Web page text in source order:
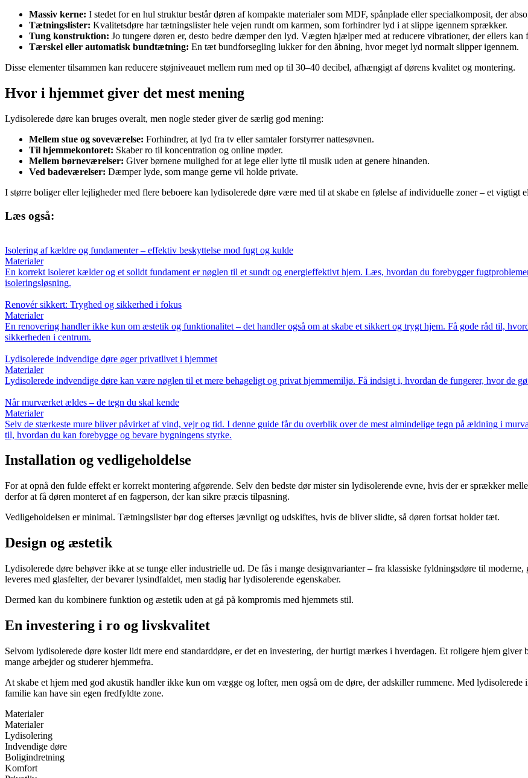
Massiv kerne: I stedet for en hul struktur består døren af kompakte materialer som MDF, spånplade eller specialkomposit, der
Tætningslister: Kvalitetsdøre har tætningslister hele vejen rundt om karmen, som forhindrer lyd i at slippe igennem sprækker.
Tung konstruktion: Jo tungere døren er, desto bedre dæmper den lyd. Vægten hjælper med at reducere vibrationer, der ellers kan
Tærskel eller automatisk bundtætning: En tæt bundforsegling lukker for den åbning, hvor meget lyd normalt slipper igennem.
Disse elementer tilsammen kan reducere støjniveauet mellem rum med op til 30–40 decibel, afhængigt af dørens kvalitet og montering.
Hvor i hjemmet giver det mest mening
Lydisolerede døre kan bruges overalt, men nogle steder giver de særlig god mening:
Mellem stue og soveværelse: Forhindrer, at lyd fra tv eller samtaler forstyrrer nattesøvnen.
Til hjemmekontoret: Skaber ro til koncentration og online møder.
Mellem børneværelser: Giver børnene mulighed for at lege eller lytte til musik uden at genere hinanden.
Ved badeværelser: Dæmper lyde, som mange gerne vil holde private.
I større boliger eller lejligheder med flere beboere kan lydisolerede døre være med til at skabe en følelse af individuelle zoner – et vigtigt
Læs også:
Isolering af kældre og fundamenter – effektiv beskyttelse mod fugt og kulde
Materialer
En korrekt isoleret kælder og et solidt fundament er nøglen til et sundt og energieffektivt hjem. Læs, hvordan du forebygger
isoleringsløsning.
Renovér sikkert: Tryghed og sikkerhed i fokus
Materialer
En renovering handler ikke kun om æstetik og funktionalitet – det handler også om at skabe et sikkert og trygt hjem. Få gode råd til,
sikkerheden i centrum.
Lydisolerede indvendige døre øger privatlivet i hjemmet
Materialer
Lydisolerede indvendige døre kan være nøglen til et mere behageligt og privat hjemmemiljø. Få indsigt i, hvordan de fungerer, hvor de
Når murværket ældes – de tegn du skal kende
Materialer
Selv de stærkeste mure bliver påvirket af vind, vejr og tid. I denne guide får du overblik over de mest almindelige tegn på ældning i
til, hvordan du kan forebygge og bevare bygningens styrke.
Installation og vedligeholdelse
For at opnå den fulde effekt er korrekt montering afgørende. Selv den bedste dør mister sin lydisolerende evne, hvis der er sprækker
derfor at få døren monteret af en fagperson, der kan sikre præcis tilpasning.
Vedligeholdelsen er minimal. Tætningslister bør dog efterses jævnligt og udskiftes, hvis de bliver slidte, så døren fortsat holder tæt.
Design og æstetik
Lydisolerede døre behøver ikke at se tunge eller industrielle ud. De fås i mange designvarianter – fra klassiske fyldningsdøre til
leveres med glasfelter, der bevarer lysindfaldet, men stadig har lydisolerende egenskaber.
Dermed kan du kombinere funktion og æstetik uden at gå på kompromis med hjemmets stil.
En investering i ro og livskvalitet
Selvom lydisolerede døre koster lidt mere end standarddøre, er det en investering, der hurtigt mærkes i hverdagen. Et roligere hjem
mange arbejder og studerer hjemmefra.
At skabe et hjem med god akustik handler ikke kun om vægge og lofter, men også om de døre, der adskiller rummene. Med
familie kan have sin egen fredfyldte zone.
Materialer
Materialer
Lydisolering
Indvendige døre
Boligindretning
Komfort